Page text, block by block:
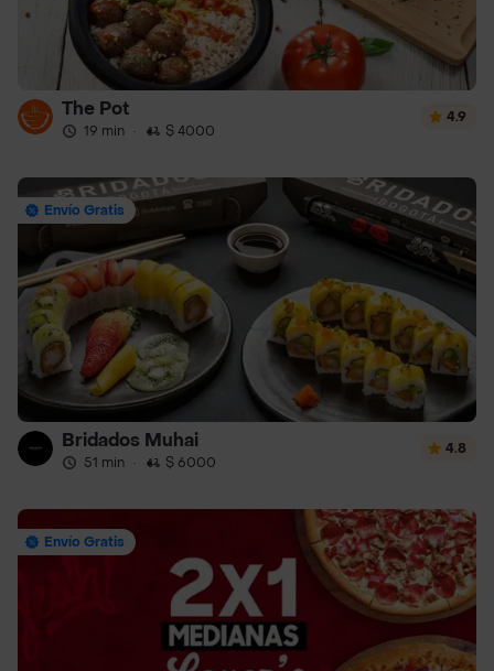
The Pot
19 min · $ 4000
4.9
Envío Gratis
Bridados Muhai
51 min · $ 6000
4.8
Envío Gratis